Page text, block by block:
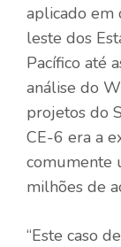
aplicado em
leste dos
Pacífico até
análise do
projetos do
CE-6 era a
comumente
milhões de
“Este caso